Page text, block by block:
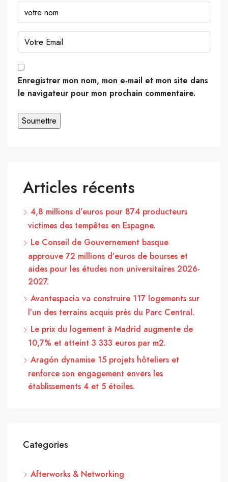
Enregistrer mon nom, mon e-mail et mon site dans
le navigateur pour mon prochain commentaire.
Articles récents
4,8 millions d’euros pour 874 producteurs
victimes des tempêtes en Espagne.
Le Conseil de Gouvernement basque
approuve 72 millions d’euros de bourses et
aides pour les études non universitaires 2026-
2027.
Avantespacia va construire 117 logements sur
l’un des terrains acquis près du Parc Central.
Le prix du logement à Madrid augmente de
10,7% et atteint 3 333 euros par m2.
Aragón dynamise 15 projets hôteliers et
renforce son engagement envers les
établissements 4 et 5 étoiles.
Categories
Afterworks & Networking